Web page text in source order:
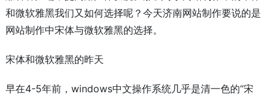
和微软雅黑我们又如何选择呢？今天济南网站制作要说的是
网站制作中宋体与微软雅黑的选择。
宋体和微软雅黑的昨天
早在4-5年前，windows中文操作系统几乎是清一色的“宋